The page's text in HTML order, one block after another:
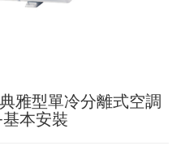
雅型單冷分離式空調
本安裝